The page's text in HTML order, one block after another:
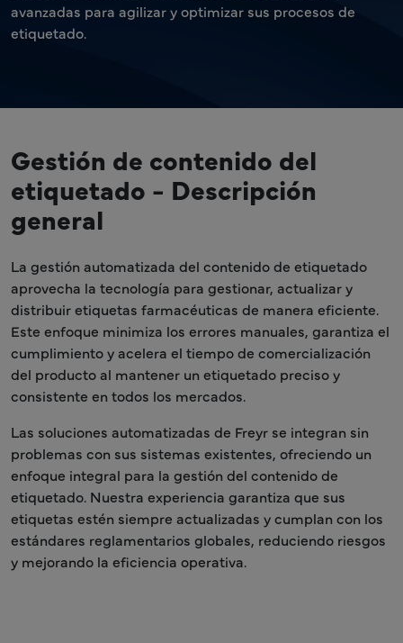
avanzadas para agilizar y optimizar sus procesos de
etiquetado.
Gestión de contenido del
etiquetado - Descripción
general
La gestión automatizada del contenido de etiquetado
aprovecha la tecnología para gestionar, actualizar y
distribuir etiquetas farmacéuticas de manera eficiente.
Este enfoque minimiza los errores manuales, garantiza el
cumplimiento y acelera el tiempo de comercialización
del producto al mantener un etiquetado preciso y
consistente en todos los mercados.
Las soluciones automatizadas de Freyr se integran sin
problemas con sus sistemas existentes, ofreciendo un
enfoque integral para la gestión del contenido de
etiquetado. Nuestra experiencia garantiza que sus
etiquetas estén siempre actualizadas y cumplan con los
estándares reglamentarios globales, reduciendo riesgos
y mejorando la eficiencia operativa.